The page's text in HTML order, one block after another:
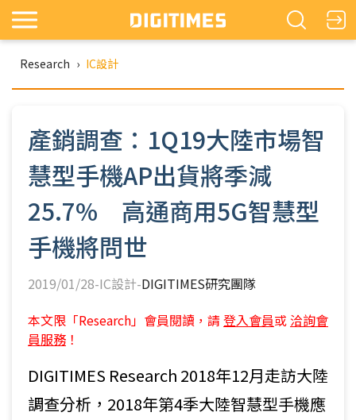
Research › IC設計
產銷調查：1Q19大陸市場智
慧型手機AP出貨將季減
25.7% 高通商用5G智慧型
手機將問世
2019/01/28-IC設計-DIGITIMES研究團隊
本文限「Research」會員閱讀，請 登入會員或 洽詢會
員服務 ！
DIGITIMES Research 2018年12月走訪大陸
調查分析，2018年第4季大陸智慧型手機應